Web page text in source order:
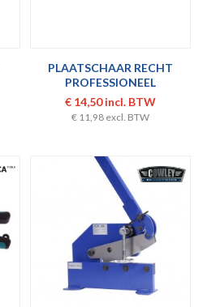
PLAATSCHAAR RECHT
PROFESSIONEEL
€ 14,50 incl. BTW
€ 11,98 excl. BTW